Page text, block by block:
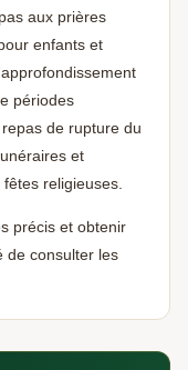
aux prières
enfants et
périodes
de rupture du
et
religieuses.
précis et obtenir
de consulter les
différence —